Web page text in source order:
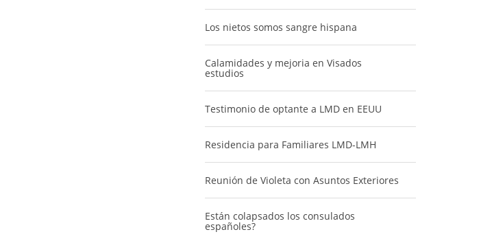
Los nietos somos sangre hispana
Calamidades y mejoria en Visados
estudios
Testimonio de optante a LMD en EEUU
Residencia para Familiares LMD-LMH
Reunión de Violeta con Asuntos Exteriores
Están colapsados los consulados
españoles?